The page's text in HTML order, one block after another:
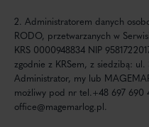
2. Administratorem danych
RODO, przetwarzanych w
KRS 0000948834 NIP
zgodnie z KRSem, z siedzibą: ul.
Administrator, my lub
możliwy pod nr tel.+48 697 690
office@magemarlog.pl.